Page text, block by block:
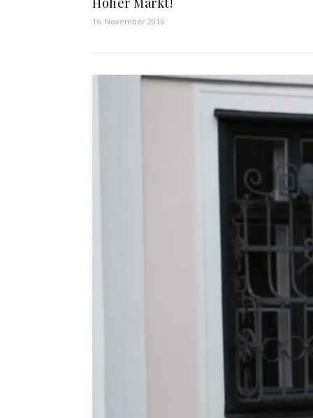
16. November 2016